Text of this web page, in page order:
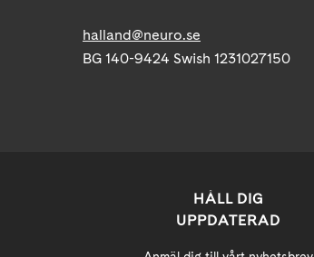
halland@neuro.se
BG 140-9424 Swish 1231027150
HÅLL DIG
UPPDATERAD